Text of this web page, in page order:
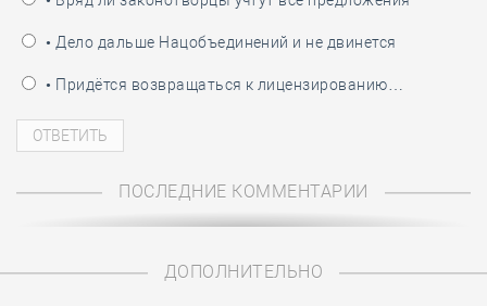
• Дело дальше Нацобъединений и не двинется
• Придётся возвращаться к лицензированию…
ПОСЛЕДНИЕ КОММЕНТАРИИ
ДОПОЛНИТЕЛЬНО